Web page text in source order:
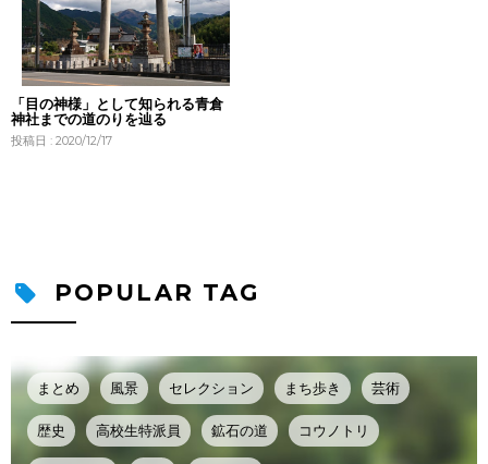
「目の神様」として知られる青倉
神社までの道のりを辿る
投稿日 : 2020/12/17
POPULAR TAG
まとめ 風景 セレクション まち歩き 芸術
歴史 高校生特派員 鉱石の道 コウノトリ